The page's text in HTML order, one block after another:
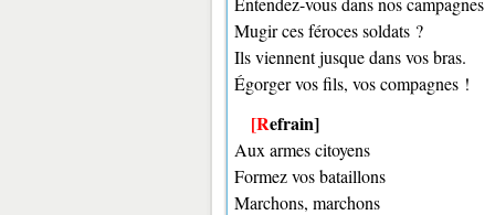
Mugir ces féroces soldats ?
Ils viennent jusque dans vos bras.
Égorger vos fils, vos compagnes !
[Refrain]
Aux armes citoyens
Formez vos bataillons
Marchons, marchons